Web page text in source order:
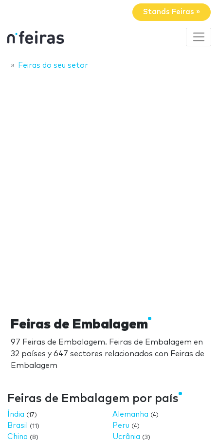
Stands Feiras »
Feiras do seu setor
Feiras de Embalagem
97 Feiras de Embalagem. Feiras de Embalagem en
32 países y 647 sectores relacionados con Feiras de
Embalagem
Feiras de Embalagem por país
Índia (17)
Brasil (11)
China (8)
Alemanha (4)
Peru (4)
Ucrânia (3)